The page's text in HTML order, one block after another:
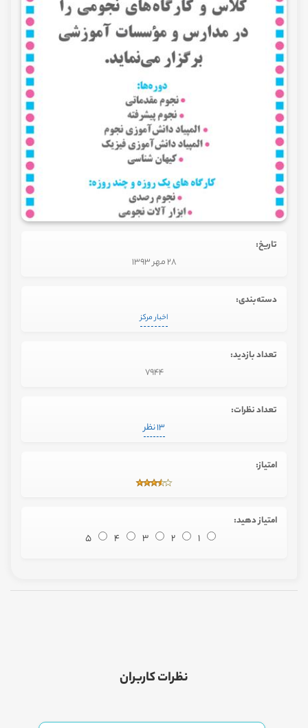
تاریخ:
28 مهر 1393
دسته‌بندی:
اخبار مرکز
تعداد بازدید:
7944
تعداد نظرات:
13 نظر
امتیاز:
امتیاز دهید:
1
2
3
4
5
نظرات کاربران